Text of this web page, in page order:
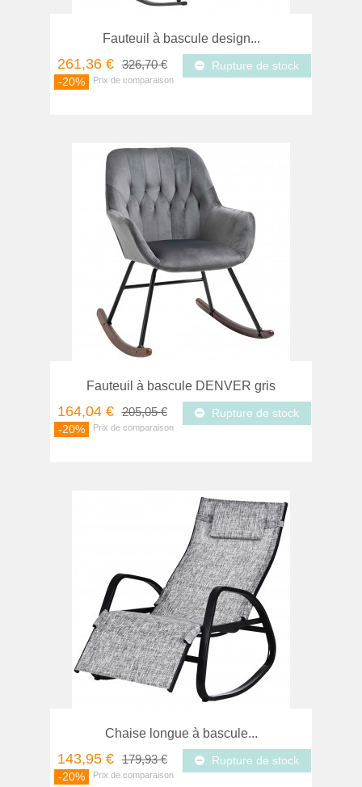
Fauteuil à bascule design...
261,36 € 326,70 €
-20%
Rupture de stock
Fauteuil à bascule DENVER gris
164,04 € 205,05 €
-20%
Rupture de stock
Chaise longue à bascule...
143,95 € 179,93 €
-20%
Rupture de stock